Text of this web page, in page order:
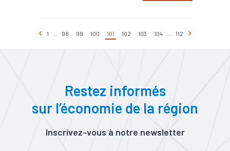
1 98 99 100 101 102 103 104 112
Restez informés
sur l’économie de la région
Inscrivez-vous à notre newsletter